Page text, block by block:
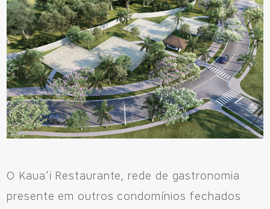
O Kaua’i Restaurante, rede de gastronomia
presente em outros condomínios fechados